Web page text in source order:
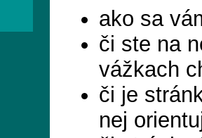
ako sa
či ste na
vážkach
či je
nej